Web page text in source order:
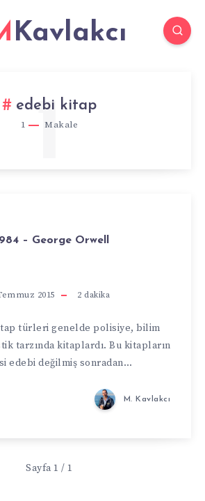
MKavlakcı
edebi kitap
1 Makale
1
– George Orwell
2015 2 dakika
türleri genelde polisiye, bilim
tarzında kitaplardı. Bu kitapların
edebi değilmiş sonradan…
M. Kavlakcı
Sayfa 1 / 1